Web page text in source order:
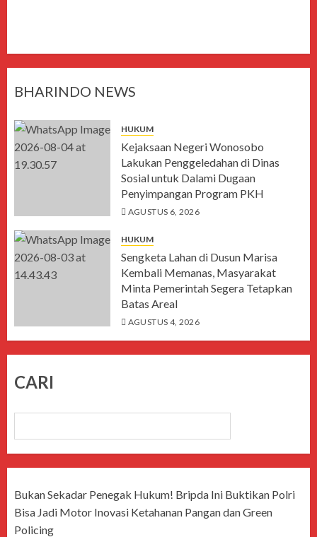
BHARINDO NEWS
HUKUM
Kejaksaan Negeri Wonosobo
Lakukan Penggeledahan di Dinas
Sosial untuk Dalami Dugaan
Penyimpangan Program PKH
AGUSTUS 6, 2026
HUKUM
Sengketa Lahan di Dusun Marisa
Kembali Memanas, Masyarakat
Minta Pemerintah Segera Tetapkan
Batas Areal
AGUSTUS 4, 2026
CARI
Bukan Sekadar Penegak Hukum! Bripda Ini Buktikan Polri
Bisa Jadi Motor Inovasi Ketahanan Pangan dan Green
Policing